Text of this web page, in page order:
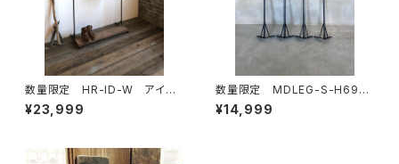
数量限定 HR-ID-W アイア
ン ハンガーラック ディスプレ
イラック アイアン家具 木製
¥23,999
数量限定 MDLEG-S-H69
鉄脚 アイアンレッグ インダ
ストリアル ダイニングテーブ
¥14,999